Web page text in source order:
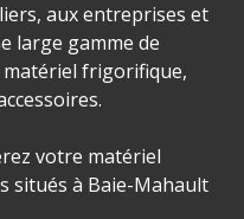
aux entreprises et
large gamme de
matériel frigorifique,
votre matériel
situés à Baie-Mahault